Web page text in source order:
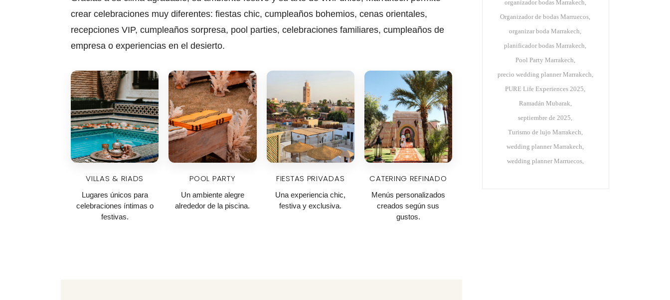
crear celebraciones muy diferentes: fiestas chic, cumpleaños bohemios, cenas orientales,
recepciones VIP, cumpleaños sorpresa, pool parties, celebraciones familiares, cumpleaños de
empresa o experiencias en el desierto.
VILLAS & RIADS
Lugares únicos para
celebraciones íntimas o
festivas.
POOL PARTY
Un ambiente alegre
alrededor de la piscina.
FIESTAS PRIVADAS
Una experiencia chic,
festiva y exclusiva.
CATERING REFINADO
Menús personalizados
creados según sus
gustos.
organizador bodas Marrakech
Organizador de bodas Marruecos
organizar boda Marrakech
planificador bodas Marrakech
Pool Party Marrakech
precio wedding planner Marrakech
PURE Life Experiences 2025
Ramadán Mubarak
septiembre de 2025
Turismo de lujo Marrakech
wedding planner Marrakech
wedding planner Marruecos